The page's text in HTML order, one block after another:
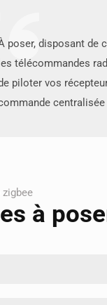
poser, disposant de
les télécommandes
piloter vos
à